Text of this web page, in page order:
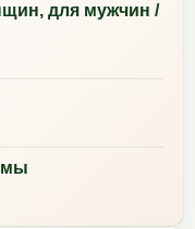
для мужчин /